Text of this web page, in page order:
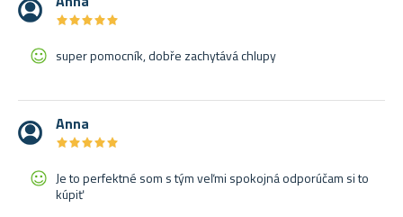
★★★★★
★★★★★
super pomocník, dobře zachytává chlupy
Anna
★★★★★
★★★★★
Je to perfektné som s tým veľmi spokojná odporúčam si to
kúpiť